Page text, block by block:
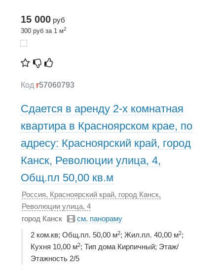
15 000 руб
300 руб за 1 м2
Код r57060793
Сдается в аренду 2-х комнатная
квартира в Красноярском крае, по
адресу: Красноярский край, город
Канск, Революции улица, 4,
Общ.пл 50,00 кв.м
Россия, Красноярский край, город Канск,
Революции улица, 4
город Канск
см. панораму
2 ком.кв; Общ.пл. 50,00 м2; Жил.пл. 40,00 м2;
Кухня 10,00 м2; Тип дома Кирпичный; Этаж/
Этажность 2/5